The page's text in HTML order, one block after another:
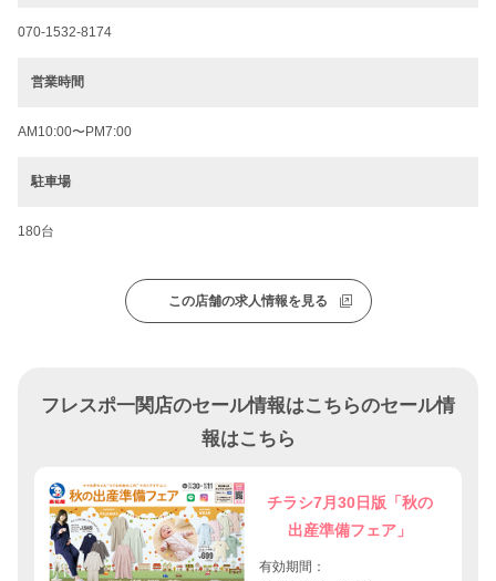
070-1532-8174
営業時間
AM10:00〜PM7:00
駐車場
180台
この店舗の求人情報を見る
フレスポ一関店のセール情報はこちらのセール情
報はこちら
チラシ7月30日版「秋の
出産準備フェア」
有効期間：